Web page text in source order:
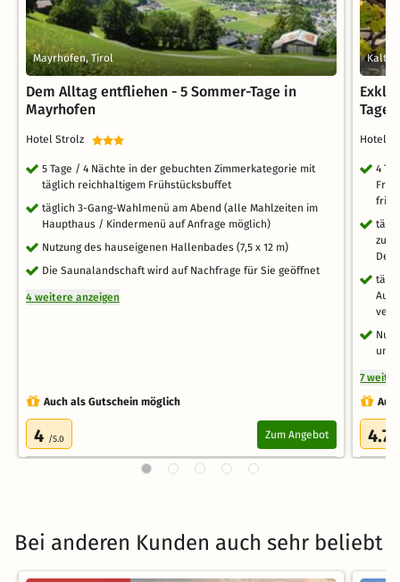
Mayrhofen, Tirol
Dem Alltag entfliehen - 5 Sommer-Tage in
Mayrhofen
Hotel Strolz
5 Tage / 4 Nächte in der gebuchten Zimmerkategorie mit
täglich reichhaltigem Frühstücksbuffet
täglich 3-Gang-Wahlmenü am Abend (alle Mahlzeiten im
Haupthaus / Kindermenü auf Anfrage möglich)
Nutzung des hauseigenen Hallenbades (7,5 x 12 m)
Die Saunalandschaft wird auf Nachfrage für Sie geöffnet
4 weitere anzeigen
Auch als Gutschein möglich
4 /5.0 Zum Angebot
Tage
Hotel
4
zur
und
7
4.7
Bei anderen Kunden auch sehr beliebt